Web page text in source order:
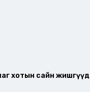
хотын сайн жишгүүд